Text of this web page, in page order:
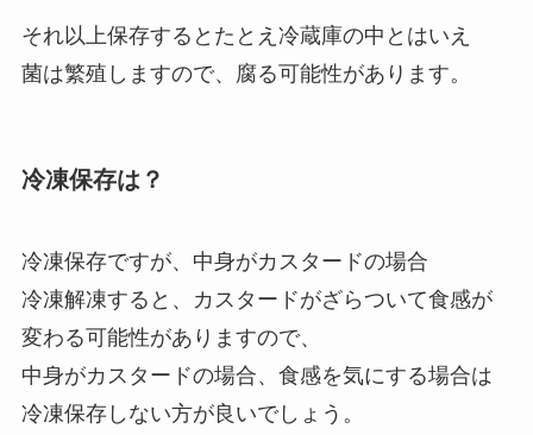
それ以上保存するとたとえ冷蔵庫の中とはいえ
菌は繁殖しますので、腐る可能性があります。
冷凍保存は？
冷凍保存ですが、中身がカスタードの場合
冷凍解凍すると、カスタードがざらついて食感が
変わる可能性がありますので、
中身がカスタードの場合、食感を気にする場合は
冷凍保存しない方が良いでしょう。